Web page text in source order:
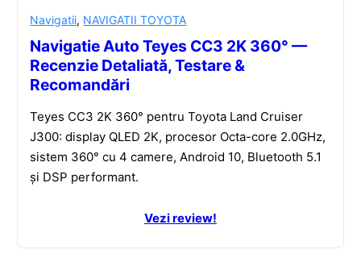
Navigatii, NAVIGATII TOYOTA
Navigatie Auto Teyes CC3 2K 360° —
Recenzie Detaliată, Testare &
Recomandări
Teyes CC3 2K 360° pentru Toyota Land Cruiser
J300: display QLED 2K, procesor Octa-core 2.0GHz,
sistem 360° cu 4 camere, Android 10, Bluetooth 5.1
și DSP performant.
Vezi review!